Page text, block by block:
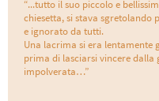
“...tutto il suo piccolo e
chiesetta, si stava sgretolando
e ignorato da tutti.
Una lacrima si era lentamente
prima di lasciarsi vincere
impolverata…”